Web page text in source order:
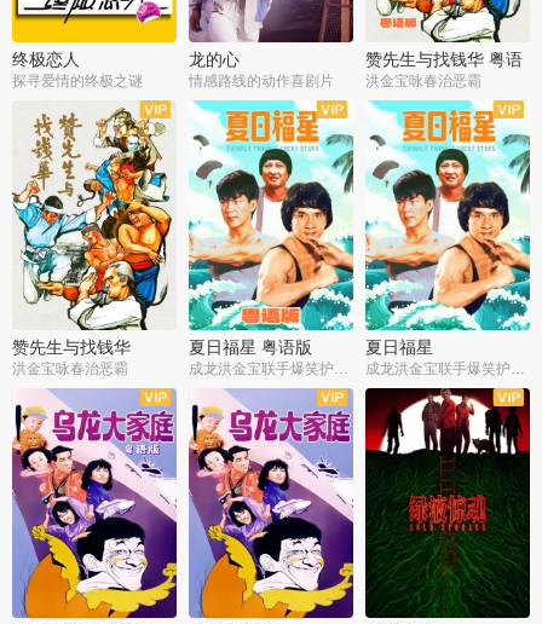
终极恋人
探寻爱情的终极之谜
龙的心
情感路线的动作喜剧片
赞先生与找钱华 粤语
版
洪金宝咏春治恶霸
赞先生与找钱华
洪金宝咏春治恶霸
夏日福星 粤语版
成龙洪金宝联手爆笑护美女
夏日福星
成龙洪金宝联手爆笑护美女